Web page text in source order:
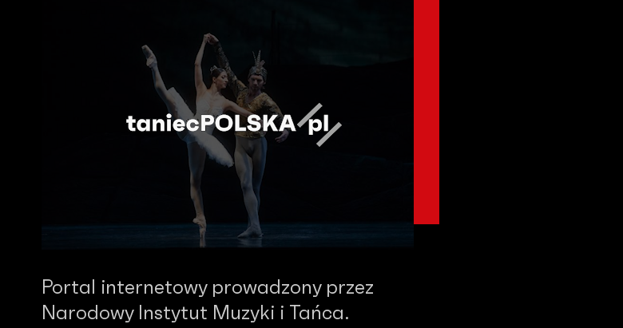
Portal internetowy prowadzony przez
Narodowy Instytut Muzyki i Tańca.